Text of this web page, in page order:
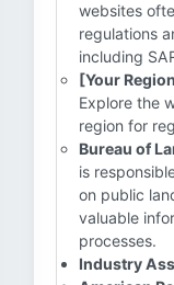
websites
regulations
including
[Your
Explore the
region for
Bureau of
is
on public
valuable
processes.
Industry